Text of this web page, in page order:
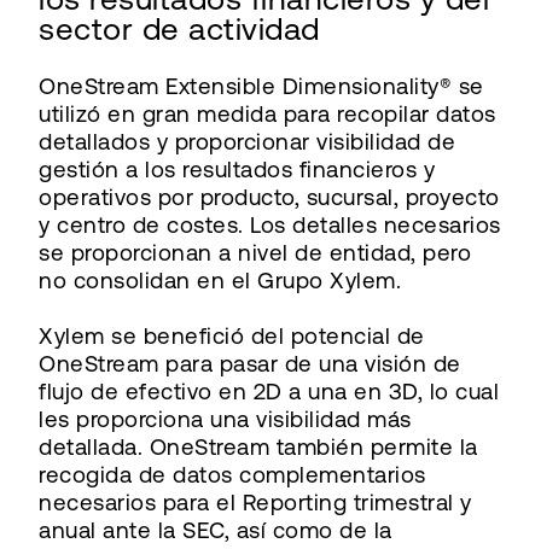
sector de actividad
OneStream Extensible Dimensionality® se
utilizó en gran medida para recopilar datos
detallados y proporcionar visibilidad de
gestión a los resultados financieros y
operativos por producto, sucursal, proyecto
y centro de costes. Los detalles necesarios
se proporcionan a nivel de entidad, pero
no consolidan en el Grupo Xylem.
Xylem se benefició del potencial de
OneStream para pasar de una visión de
flujo de efectivo en 2D a una en 3D, lo cual
les proporciona una visibilidad más
detallada. OneStream también permite la
recogida de datos complementarios
necesarios para el Reporting trimestral y
anual ante la SEC, así como de la